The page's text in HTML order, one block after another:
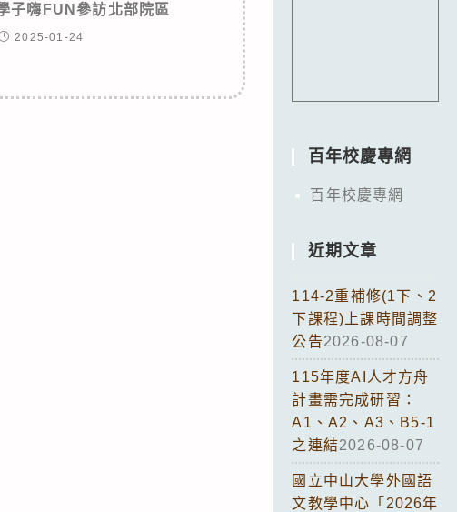
子嗨FUN參訪北部院區
2025-01-24
百年校慶專網
百年校慶專網
近期文章
114-2重補修(1下、2
下課程)上課時間調整
公告2026-08-07
115年度AI人才方舟
計畫需完成研習：
A1、A2、A3、B5-1
之連結2026-08-07
國立中山大學外國語
文教學中心「2026年